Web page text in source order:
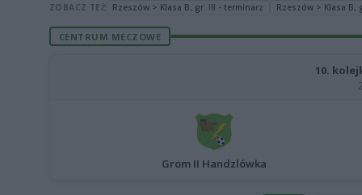
ZOBACZ TEŻ Rzeszów > Klasa B, gr. III - terminarz Rzeszów > Klasa
CENTRUM MECZOWE
10.
Grom II Handzlówka